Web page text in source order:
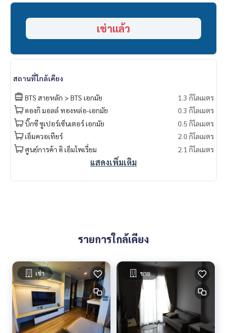
6th floor
air conditioner
microwave
Refrigerator/freezer
TV set
washing machine
water heater
เช่าแล้ว
สถานที่ใกล้เคียง
BTS สายหลัก > BTS เอกมัย
1.3 กิโลเมตร
ดองกิ มอลล์ ทองหล่อ-เอกมัย
0.3 กิโลเมตร
บิ๊กซี ซูเปอร์เซ็นเตอร์ เอกมัย
0.5 กิโลเมตร
เอ็มควอเทียร์
2.0 กิโลเมตร
ศูนย์การค้า ดิ เอ็มโพเรี่ยม
2.1 กิโลเมตร
แสดงเพิ่มเติม
รายการใกล้เคียง
เช่า ขาย